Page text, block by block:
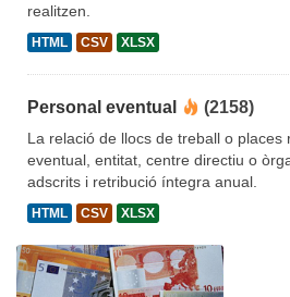
realitzen.
HTML CSV XLSX
Personal eventual (2158)
La relació de llocs de treball o places
eventual, entitat, centre directiu o
adscrits i retribució íntegra anual.
HTML CSV XLSX